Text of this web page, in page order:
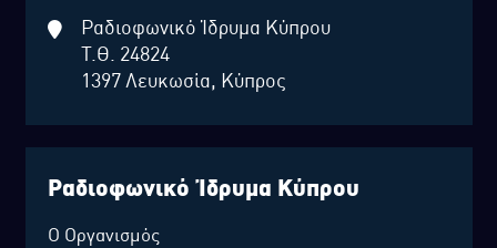
Ραδιοφωνικό Ίδρυμα Κύπρου
Τ.Θ. 24824
1397 Λευκωσία, Κύπρος
Ραδιοφωνικό Ίδρυμα Κύπρου
Ο Οργανισμός